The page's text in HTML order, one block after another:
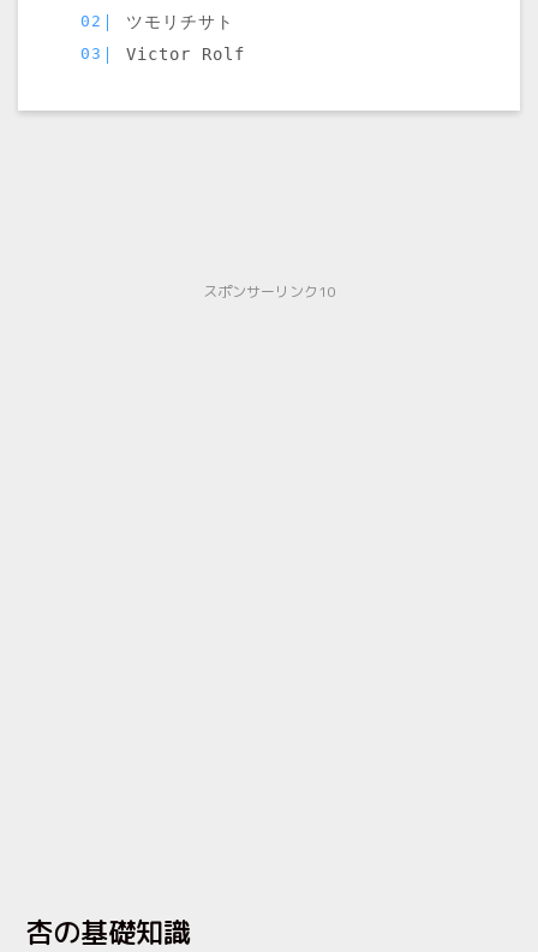
ツモリチサト
Victor Rolf
スポンサーリンク10
杏の基礎知識